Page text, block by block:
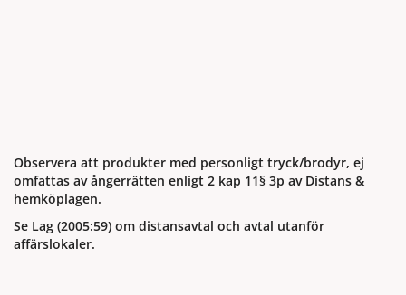
Observera att produkter med personligt tryck/brodyr, ej
omfattas av ångerrätten enligt 2 kap 11§ 3p av Distans &
hemköplagen.
Se Lag (2005:59) om distansavtal och avtal utanför
affärslokaler.